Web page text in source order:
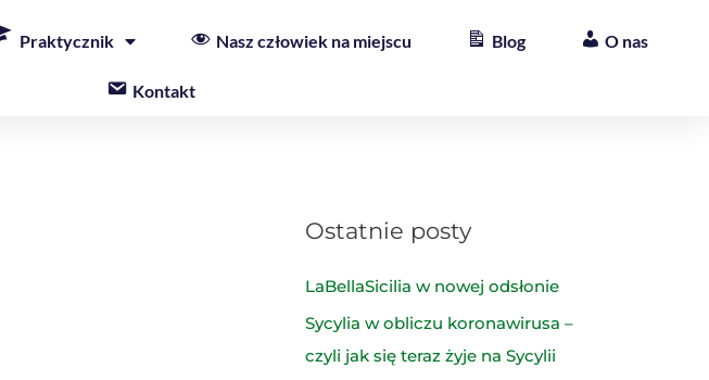
Praktycznik Nasz człowiek na miejscu Blog O nas
Kontakt
Ostatnie posty
LaBellaSicilia w nowej odsłonie
Sycylia w obliczu koronawirusa –
czyli jak się teraz żyje na Sycylii